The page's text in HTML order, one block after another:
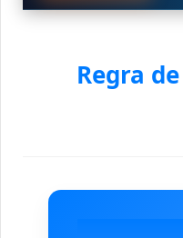
Regra